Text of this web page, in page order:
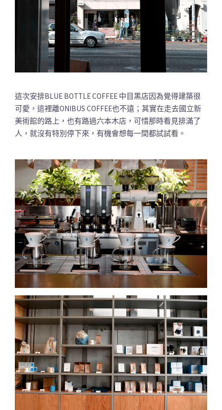
這次安排BLUE BOTTLE COFFEE 中目黑店因為覺得建築很
可愛，這裡離ONIBUS COFFEE也不遠；其實在走去國立新
美術館的路上，也有路過六本木店，可惜那時看見排滿了
人，就沒有特別停下來，有機會想每一間都試試看。